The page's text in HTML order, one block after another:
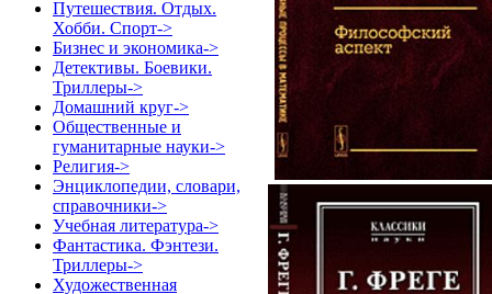
Путешествия. Отдых.
Хобби. Спорт->
Бизнес и экономика->
Детективы. Боевики.
Триллеры->
Домашний круг->
Общественные и
гуманитарные науки->
Религия->
Энциклопедии, словари,
справочники->
Учебная литература->
Фантастика. Фэнтези.
Триллеры->
Художественная